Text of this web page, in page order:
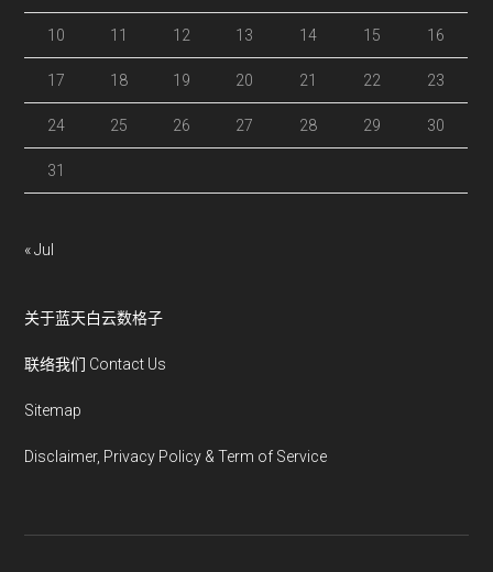
10 11 12 13 14 15 16
17 18 19 20 21 22 23
24 25 26 27 28 29 30
31
« Jul
关于蓝天白云数格子
联络我们 Contact Us
Sitemap
Disclaimer, Privacy Policy & Term of Service